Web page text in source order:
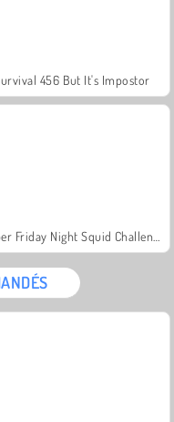
456 But It's Impostor